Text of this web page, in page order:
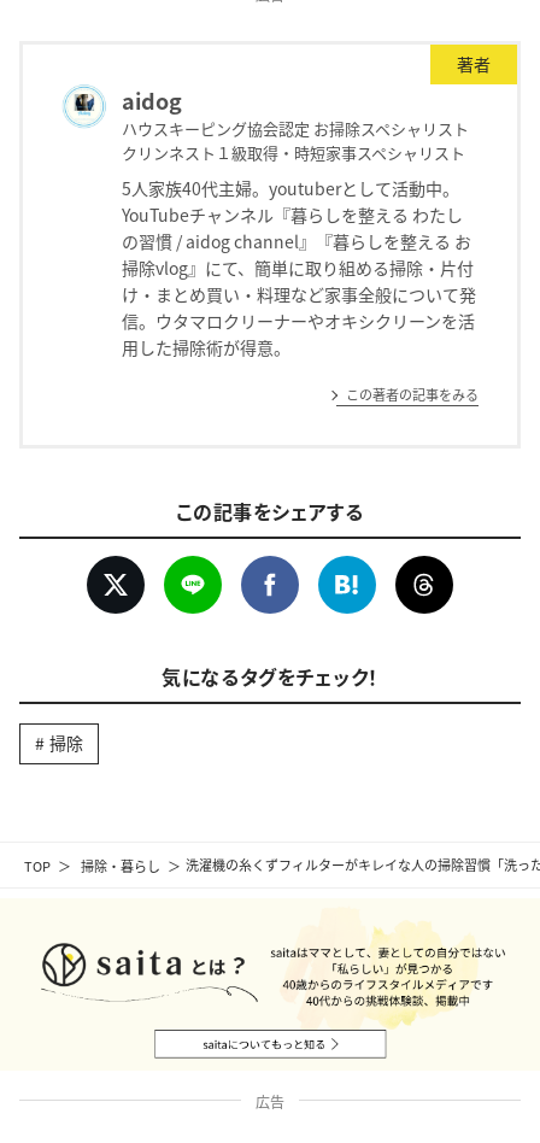
TOP 掃除・暮らし 洗濯機の糸くずフィルターがキレイな人の掃除習慣「洗
著者
aidog
ハウスキーピング協会認定 お掃除スペシャリスト
クリンネスト１級取得・時短家事スペシャリスト
5人家族40代主婦。youtuberとして活動中。
YouTubeチャンネル『暮らしを整える わたし
の習慣 / aidog channel』『暮らしを整える お
掃除vlog』にて、簡単に取り組める掃除・片付
け・まとめ買い・料理など家事全般について発
信。ウタマロクリーナーやオキシクリーンを活
用した掃除術が得意。
この著者の記事をみる
この記事をシェアする
気になるタグをチェック！
掃除
広告